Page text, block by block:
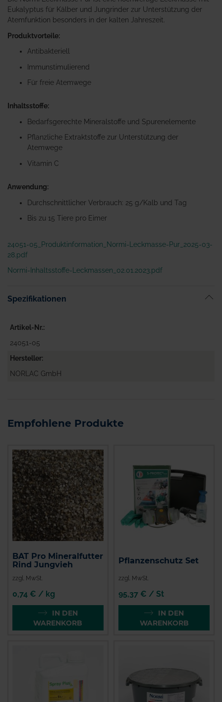
Eukalyptus für Kälber und Jungrinder zur Unterstützung der
Atemfunktion besonders in der kalten Jahreszeit.
Produktvorteile:
Antibakteriell
Immunstimulierend
Für freie Atemwege
Inhaltsstoffe:
Bedarfsgerechte Mineralstoffe und Spurenelemente
Pflanzliche Extraktstoffe zur Unterstützung der
Atemwege
Vitamin C
Anwendung:
Durchschnittlicher Verbrauch: 25 g/Kalb und Tag
Bis zu 15 Tiere pro Eimer
24051-05_Produktinformation_Normi-Leckmasse-Pur_2025-03-
28.pdf
Normi-Inhaltsstoffe-Leckmassen_02.01.2023.pdf
Spezifikationen
Artikel-Nr.
24051-05
Hersteller
NORLAC GmbH
Empfohlene Produkte
BAT Pro Mineralfutter
Rind Jungvieh
zzgl. MwSt.
0,74 € / kg
IN DEN
WARENKORB
Pflanzenschutz Set
zzgl. MwSt.
95,37 € / St
IN DEN
WARENKORB